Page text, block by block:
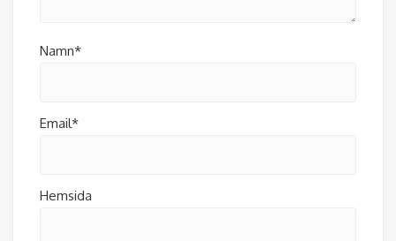
Namn*
Email*
Hemsida